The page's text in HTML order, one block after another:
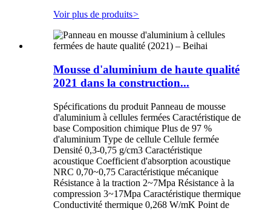
Voir plus de produits>
Mousse d'aluminium de haute qualité
2021 dans la construction...
Spécifications du produit Panneau de mousse
d'aluminium à cellules fermées Caractéristique de
base Composition chimique Plus de 97 %
d'aluminium Type de cellule Cellule fermée
Densité 0,3-0,75 g/cm3 Caractéristique
acoustique Coefficient d'absorption acoustique
NRC 0,70~0,75 Caractéristique mécanique
Résistance à la traction 2~7Mpa Résistance à la
compression 3~17Mpa Caractéristique thermique
Conductivité thermique 0,268 W/mK Point de